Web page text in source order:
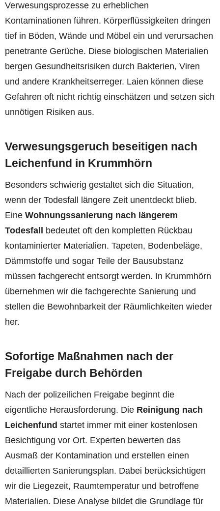
Verwesungsprozesse zu erheblichen
Kontaminationen führen. Körperflüssigkeiten dringen
tief in Böden, Wände und Möbel ein und verursachen
penetrante Gerüche. Diese biologischen Materialien
bergen Gesundheitsrisiken durch Bakterien, Viren
und andere Krankheitserreger. Laien können diese
Gefahren oft nicht richtig einschätzen und setzen sich
unnötigen Risiken aus.
Verwesungsgeruch beseitigen nach
Leichenfund in Krummhörn
Besonders schwierig gestaltet sich die Situation,
wenn der Todesfall längere Zeit unentdeckt blieb.
Eine Wohnungssanierung nach längerem
Todesfall
bedeutet oft den kompletten Rückbau
kontaminierter Materialien. Tapeten, Bodenbeläge,
Dämmstoffe und sogar Teile der Bausubstanz
müssen fachgerecht entsorgt werden. In Krummhörn
übernehmen wir die fachgerechte Sanierung und
stellen die Bewohnbarkeit der Räumlichkeiten wieder
her.
Sofortige Maßnahmen nach der
Freigabe durch Behörden
Nach der polizeilichen Freigabe beginnt die
eigentliche Herausforderung. Die Reinigung nach
Leichenfund startet immer mit einer kostenlosen
Besichtigung vor Ort. Experten bewerten das
Ausmaß der Kontamination und erstellen einen
detaillierten Sanierungsplan. Dabei berücksichtigen
wir die Liegezeit, Raumtemperatur und betroffene
Materialien. Diese Analyse bildet die Grundlage für